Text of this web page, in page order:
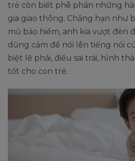
trẻ còn biết phê phán những
gia giao thông. Chẳng hạn như
mũ bảo hiểm, anh kia vượt đèn
dũng cảm để nói lên tiếng nói
biệt lẽ phải, điều sai trái, hình
tốt cho con trẻ.